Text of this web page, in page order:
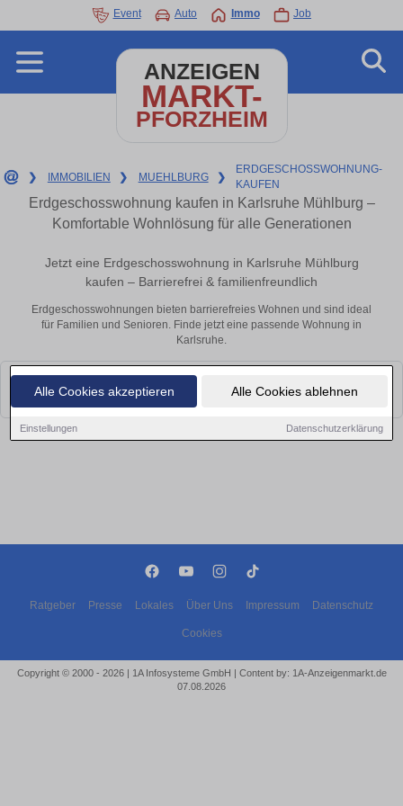
Alle Cookies akzeptieren Alle Cookies ablehnen
Einstellungen Datenschutzerklärung
Event Auto Immo Job
ANZEIGEN
MARKT-
PFORZHEIM
❯ IMMOBILIEN ❯ MUEHLBURG ❯
ERDGESCHOSSWOHNUNG-
KAUFEN
Erdgeschosswohnung kaufen in Karlsruhe Mühlburg –
Komfortable Wohnlösung für alle Generationen
Jetzt eine Erdgeschosswohnung in Karlsruhe Mühlburg
kaufen – Barrierefrei & familienfreundlich
Erdgeschosswohnungen bieten barrierefreies Wohnen und sind ideal
für Familien und Senioren. Finde jetzt eine passende Wohnung in
Karlsruhe.
Leider konnten wir derzeit keine passenden Objekte finden. Schauen Sie
bald wieder vorbei!
Ratgeber Presse Lokales Über Uns Impressum Datenschutz
Cookies
Copyright © 2000 - 2026 | 1A Infosysteme GmbH | Content by: 1A-Anzeigenmarkt.de
07.08.2026